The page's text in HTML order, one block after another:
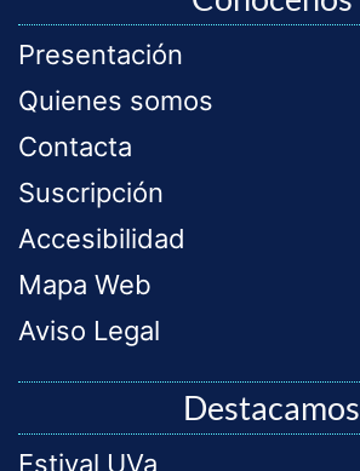
Presentación
Quienes somos
Contacta
Suscripción
Accesibilidad
Mapa Web
Aviso Legal
Destacamos
Estival UVa